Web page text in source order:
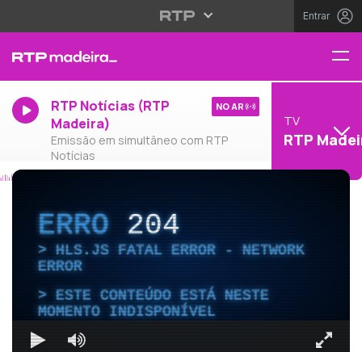
Entrar
RTP Notícias (RTP
Madeira)
Emissão em simultâneo com RTP
Notícias
NO AR
TV
RTP
ERRO204
HLS.JS FATAL ERROR - NETWORK
ERROR
ESTE CONTEÚDO ESTÁ NESTE
MOMENTO INDISPONÍVEL